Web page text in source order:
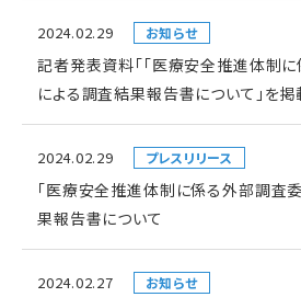
2024.02.29 お知らせ
記者発表資料「「医療安全推進体制
による調査結果報告書について」を掲
2024.02.29 プレスリリース
「医療安全推進体制に係る外部調査
果報告書について
2024.02.27 お知らせ